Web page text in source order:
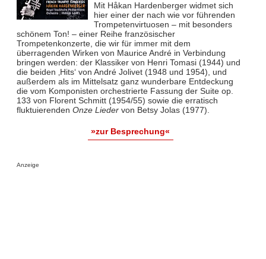
Mit Håkan Hardenberger widmet sich
hier einer der nach wie vor führenden
Trompetenvirtuosen – mit besonders
schönem Ton! – einer Reihe französischer
Trompetenkonzerte, die wir für immer mit dem
überragenden Wirken von Maurice André in Verbindung
bringen werden: der Klassiker von Henri Tomasi (1944) und
die beiden ‚Hits‘ von André Jolivet (1948 und 1954), und
außerdem als im Mittelsatz ganz wunderbare Entdeckung
die vom Komponisten orchestrierte Fassung der Suite op.
133 von Florent Schmitt (1954/55) sowie die erratisch
fluktuierenden Onze Liedervon Betsy Jolas (1977).
»zur Besprechung«
Anzeige